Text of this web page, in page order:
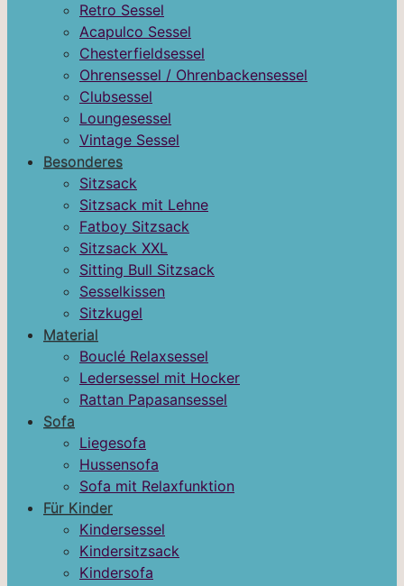
Retro Sessel
Acapulco Sessel
Chesterfieldsessel
Ohrensessel / Ohrenbackensessel
Clubsessel
Loungesessel
Vintage Sessel
Besonderes
Sitzsack
Sitzsack mit Lehne
Fatboy Sitzsack
Sitzsack XXL
Sitting Bull Sitzsack
Sesselkissen
Sitzkugel
Material
Bouclé Relaxsessel
Ledersessel mit Hocker
Rattan Papasansessel
Sofa
Liegesofa
Hussensofa
Sofa mit Relaxfunktion
Für Kinder
Kindersessel
Kindersitzsack
Kindersofa